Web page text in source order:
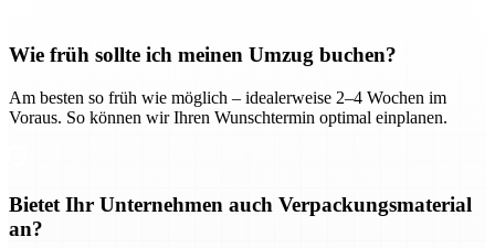
Wie früh sollte ich meinen Umzug buchen?
Am besten so früh wie möglich – idealerweise 2–4 Wochen im
Voraus. So können wir Ihren Wunschtermin optimal einplanen.
Bietet Ihr Unternehmen auch Verpackungsmaterial
an?